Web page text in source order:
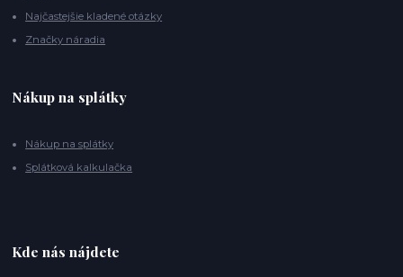
Najčastejšie kladené otázky
Značky náradia
Nákup na splátky
Nákup na splátky
Splátková kalkulačka
Kde nás nájdete